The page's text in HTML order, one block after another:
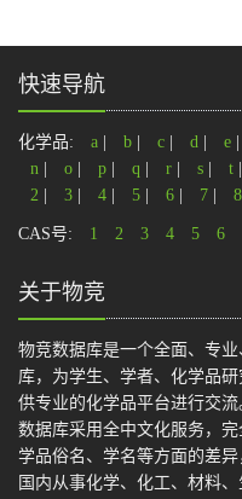
快速导航
化学品: a b c d e
n
o p q r s t
2
3 4 5 6 7 8
CAS号: 1 2 3 4 5 6
关于物竞
物竞数据库是一个全面、专业
库，为学生、学者、化学品
供专业的化学品平台进行交流
数据库采用全中文化服务，
学品俗名、学名等方面的差
国内从事化学、化工、材料